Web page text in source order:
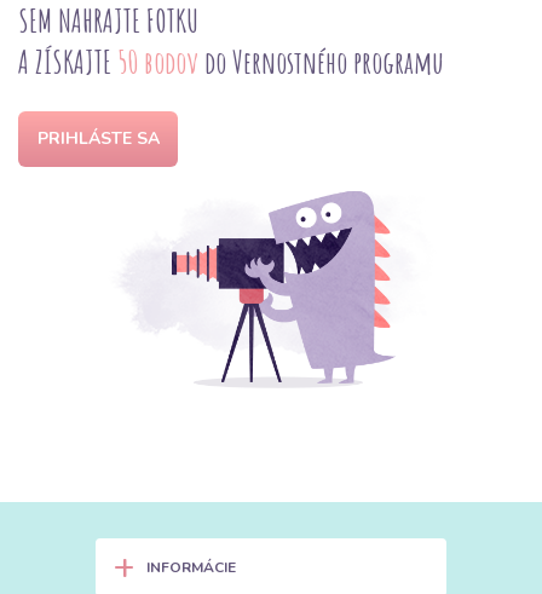
SEM NAHRAJTE FOTKU
A ZÍSKAJTE 50 bodov do Vernostného programu
PRIHLÁSTE SA
+ INFORMÁCIE